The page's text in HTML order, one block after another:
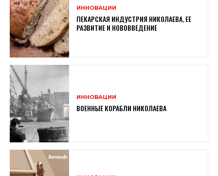
ИННОВАЦИИ
ПЕКАРСКАЯ ИНДУСТРИЯ НИКОЛАЕВА, ЕЕ
РАЗВИТИЕ И НОВОВВЕДЕНИЕ
ИННОВАЦИИ
ВОЕННЫЕ КОРАБЛИ НИКОЛАЕВА